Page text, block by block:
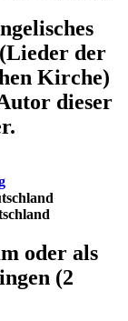
der
Kirche)
dieser
oder als
(2